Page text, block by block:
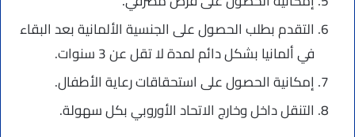
التقدم بطلب الحصول على الجنسية الألمانية بعد البقاء
في ألمانيا بشكل دائم لمدة لا تقل عن 3 سنوات.
إمكانية الحصول على استحقاقات رعاية الأطفال.
التنقل داخل وخارج الاتحاد الأوروبي بكل سهولة.